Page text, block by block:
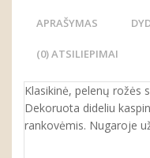
APRAŠYMAS
(0) ATSILIEPIMAI
Klasikinė, pelenų rožės
Dekoruota dideliu
rankovėmis. Nugaroje